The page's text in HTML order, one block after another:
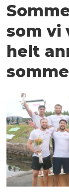
som vi
helt